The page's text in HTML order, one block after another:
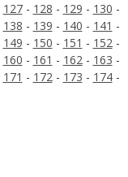
127- 128 - 129 - 130 -
138 - 139 - 140 - 141 -
149 - 150 - 151 - 152-
160 - 161 - 162- 163 -
171 - 172- 173 - 174-